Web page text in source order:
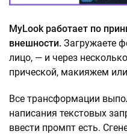
MyLook работает по
внешности. Загружаете
лицо, — и через
прической, макияжем
Все трансформации
написания текстовых
ввести промпт есть.